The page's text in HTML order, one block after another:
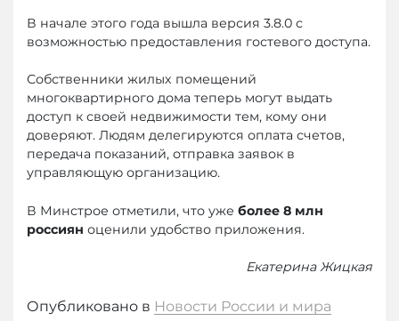
В начале этого года вышла версия 3.8.0 с
возможностью предоставления гостевого доступа.
Собственники жилых помещений
многоквартирного дома теперь могут выдать
доступ к своей недвижимости тем, кому они
доверяют. Людям делегируются оплата счетов,
передача показаний, отправка заявок в
управляющую организацию.
В Минстрое отметили, что уже более 8 млн
россиян оценили удобство приложения.
Екатерина Жицкая
Опубликовано в Новости России и мира